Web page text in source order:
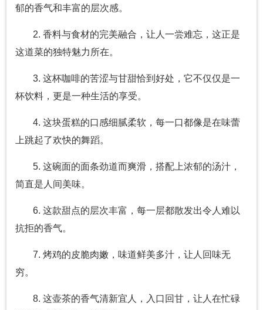
郁的香气和丰富的层次感。
2. 香料与食材的完美融合，让人一尝难忘，这正是
这道菜的独特魅力所在。
3. 这杯咖啡的苦涩与甘甜恰到好处，它不仅仅是一
杯饮料，更是一种生活的享受。
4. 这块蛋糕的口感细腻柔软，每一口都像是在味蕾
上跳起了欢快的舞蹈。
5. 这碗面的面条劲道而爽滑，搭配上浓郁的汤汁，
简直是人间美味。
6. 这款甜点的层次丰富，每一层都散发出令人难以
抗拒的香气。
7. 烤鸡的皮脆肉嫩，味道鲜美多汁，让人回味无
穷。
8. 这壶茶的香气清新宜人，入口回甘，让人在忙碌